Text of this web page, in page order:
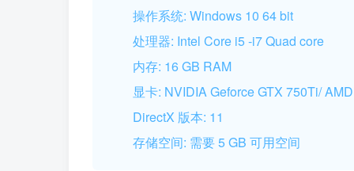
操作系统: Windows 10 64 bit
处理器: Intel Core i5 -i7 Quad core
内存: 16 GB RAM
显卡: NVIDIA Geforce GTX 750Ti/
DirectX 版本: 11
存储空间: 需要 5 GB 可用空间